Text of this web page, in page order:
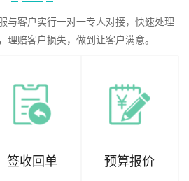
与客户实行一对一专人对接，快速处理
理赔客户损失，做到让客户满意。
签收回单 预算报价